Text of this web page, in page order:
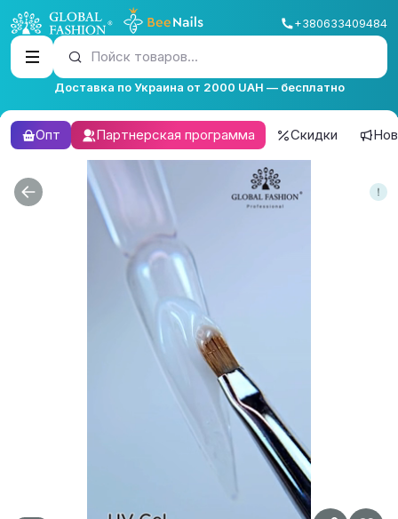
+380633409484
Пойск товаров...
Доставка по Украина от 2000 UAH — бесплатно
Опт Партнерская программа Скидки